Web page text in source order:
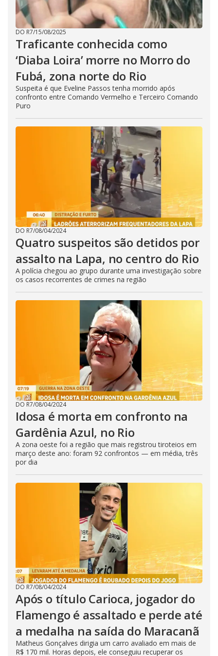
DO R7/15/08/2025
Traficante conhecida como
‘Diaba Loira’ morre no Morro do
Fubá, zona norte do Rio
Suspeita é que Eveline Passos tenha morrido após
confronto entre Comando Vermelho e Terceiro Comando
Puro
DO R7/08/04/2024
Quatro suspeitos são detidos por
assalto na Lapa, no centro do Rio
A polícia chegou ao grupo durante uma investigação sobre
os casos recorrentes de crimes na região
DO R7/08/04/2024
Idosa é morta em confronto na
Gardênia Azul, no Rio
A zona oeste foi a região que mais registrou tiroteios em
março deste ano: foram 92 confrontos — em média, três
por dia
DO R7/08/04/2024
Após o título Carioca, jogador do
Flamengo é assaltado e perde até
a medalha na saída do Maracanã
Matheus Gonçalves dirigia um carro avaliado em mais de
R$ 170 mil. Horas depois, ele conseguiu recuperar os